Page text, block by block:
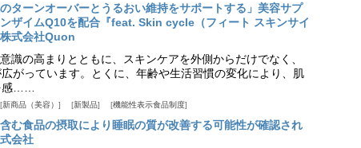
ターンオーバーとうるおい維持をサポートする」美容サプ
ザイムQ10を配合『feat. Skin cycle（フィート スキンサイ
式会社Quon
識の高まりとともに、スキンケアを外側からだけでなく、
がっています。とくに、年齢や生活習慣の変化により、肌
感……
新商品（美容） 新製品 機能性表示食品制度
む食品の摂取により睡眠の質が改善する可能性が確認され
会社